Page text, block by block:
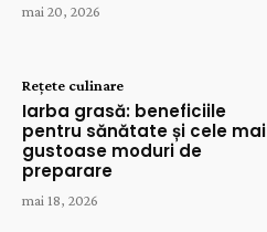
mai 20, 2026
Rețete culinare
Iarba grasă: beneficiile
pentru sănătate și cele mai
gustoase moduri de
preparare
mai 18, 2026